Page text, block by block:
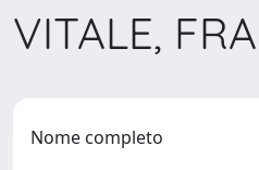
VITALE,
Nome completo